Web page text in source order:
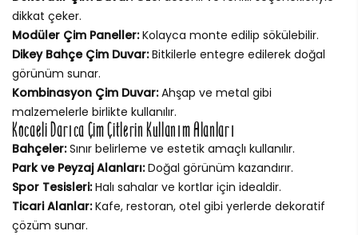
dikkat çeker.
Modüler Çim Paneller:Kolayca monte edilip sökülebilir.
Dikey Bahçe Çim Duvar:Bitkilerle entegre edilerek doğal
görünüm sunar.
Kombinasyon Çim Duvar:Ahşap ve metal gibi
malzemelerle birlikte kullanılır.
Kocaeli Darıca Çim Çitlerin Kullanım Alanları
Bahçeler:Sınır belirleme ve estetik amaçlı kullanılır.
Park ve Peyzaj Alanları:Doğal görünüm kazandırır.
Spor Tesisleri:Halı sahalar ve kortlar için idealdir.
Ticari Alanlar:Kafe, restoran, otel gibi yerlerde dekoratif
çözüm sunar.